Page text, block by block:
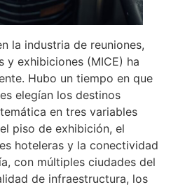
la industria de reuniones,
y exhibiciones (MICE) ha
Hubo un tiempo en que
elegían los destinos
en tres variables
piso de exhibición, el
hoteleras y la conectividad
con múltiples ciudades del
de infraestructura, los